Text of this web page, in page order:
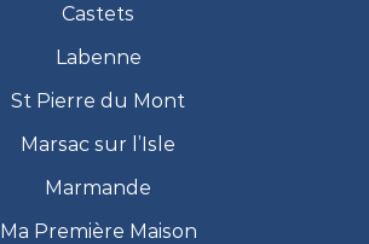
Castets
Labenne
St Pierre du Mont
Marsac sur l’Isle
Marmande
Ma Première Maison